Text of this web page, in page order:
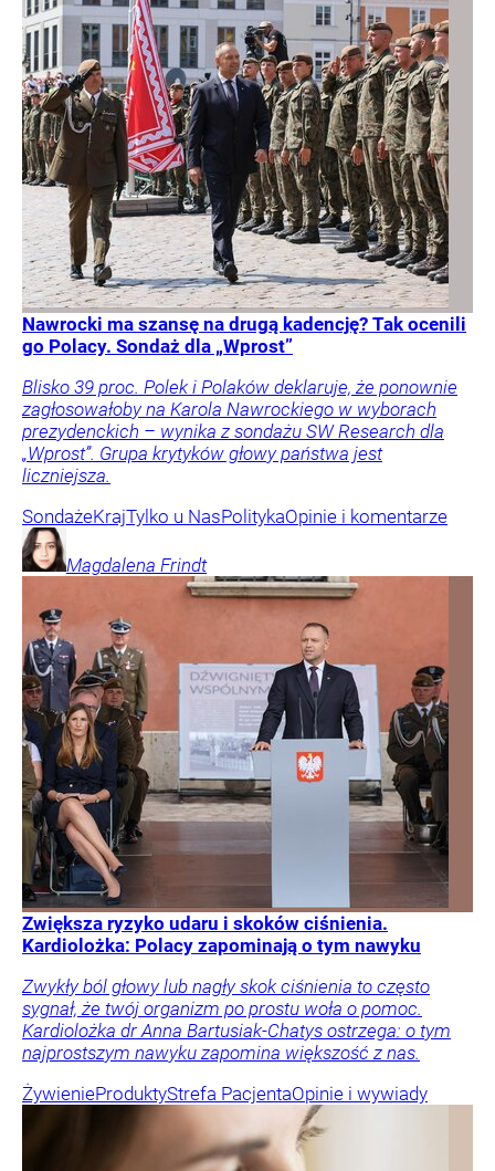
Nawrocki ma szansę na drugą kadencję? Tak ocenili
go Polacy. Sondaż dla „Wprost”
Blisko 39 proc. Polek i Polaków deklaruje, że ponownie
zagłosowałoby na Karola Nawrockiego w wyborach
prezydenckich – wynika z sondażu SW Research dla
„Wprost”. Grupa krytyków głowy państwa jest
liczniejsza.
SondażeKrajTylko u NasPolitykaOpinie i komentarze
Magdalena Frindt
Zwiększa ryzyko udaru i skoków ciśnienia.
Kardiolożka: Polacy zapominają o tym nawyku
Zwykły ból głowy lub nagły skok ciśnienia to często
sygnał, że twój organizm po prostu woła o pomoc.
Kardiolożka dr Anna Bartusiak-Chatys ostrzega: o tym
najprostszym nawyku zapomina większość z nas.
ŻywienieProduktyStrefa PacjentaOpinie i wywiady